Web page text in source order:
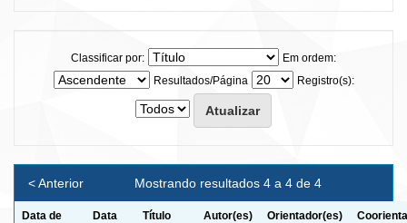
Classificar por:
Em ordem:
Resultados/Página
Registro(s):
Mostrando resultados 4 a 4 de 4
< Anterior
Data de
Data
Título Autor(es) Orientador(es)